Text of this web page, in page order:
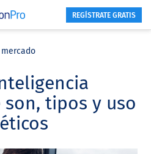
REGÍSTRATE GRATIS
tipos y uso